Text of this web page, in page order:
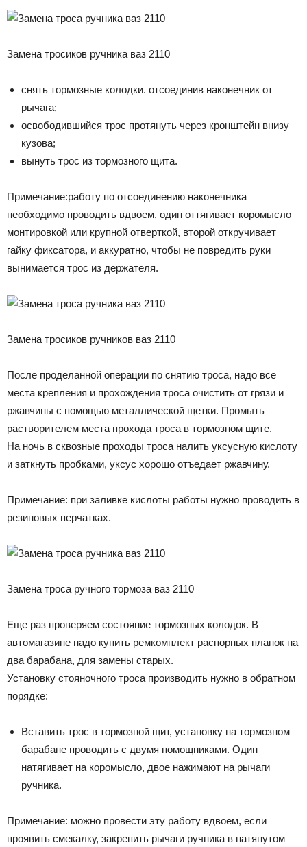
Замена тросиков ручника ваз 2110
снять тормозные колодки. отсоединив наконечник от
рычага;
освободившийся трос протянуть через кронштейн внизу
кузова;
вынуть трос из тормозного щита.
Примечание:работу по отсоединению наконечника
необходимо проводить вдвоем, один оттягивает коромысло
монтировкой или крупной отверткой, второй откручивает
гайку фиксатора, и аккуратно, чтобы не повредить руки
вынимается трос из держателя.
Замена тросиков ручников ваз 2110
После проделанной операции по снятию троса, надо все
места крепления и прохождения троса очистить от грязи и
ржавчины с помощью металлической щетки. Промыть
растворителем места прохода троса в тормозном щите.
На ночь в сквозные проходы троса налить уксусную кислоту
и заткнуть пробками, уксус хорошо отъедает ржавчину.
Примечание: при заливке кислоты работы нужно проводить в
резиновых перчатках.
Замена троса ручного тормоза ваз 2110
Еще раз проверяем состояние тормозных колодок. В
автомагазине надо купить ремкомплект распорных планок на
два барабана, для замены старых.
Установку стояночного троса производить нужно в обратном
порядке:
Вставить трос в тормозной щит, установку на тормозном
барабане проводить с двумя помощниками. Один
натягивает на коромысло, двое нажимают на рычаги
ручника.
Примечание: можно провести эту работу вдвоем, если
проявить смекалку, закрепить рычаги ручника в натянутом